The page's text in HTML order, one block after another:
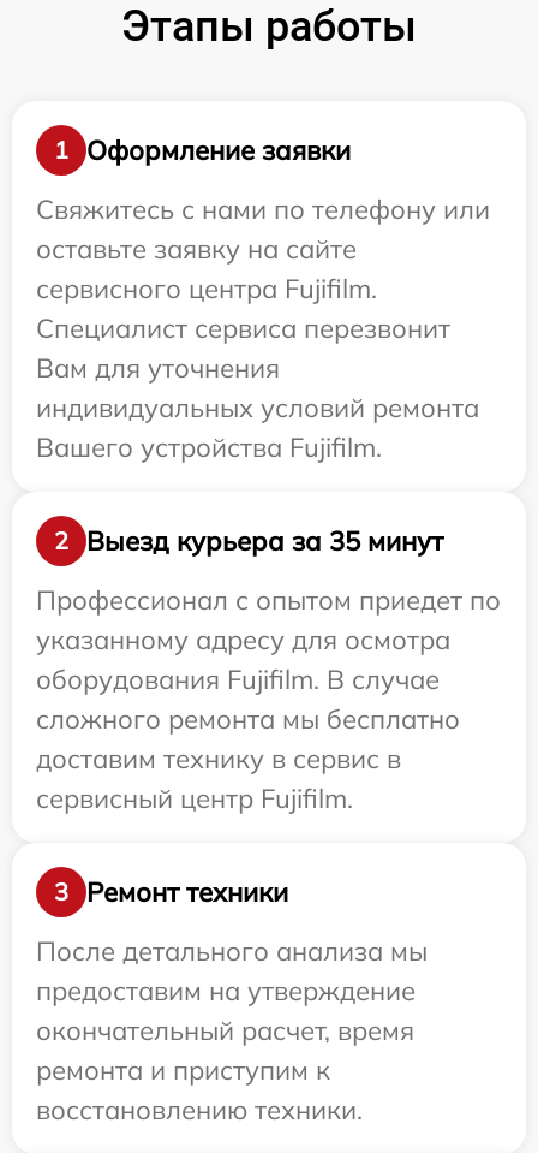
Этапы работы
1
Оформление заявки
Свяжитесь с нами по телефону или
оставьте заявку на сайте
сервисного центра Fujifilm.
Специалист сервиса перезвонит
Вам для уточнения
индивидуальных условий ремонта
Вашего устройства Fujifilm.
2
Выезд курьера за 35 минут
Профессионал с опытом приедет по
указанному адресу для осмотра
оборудования Fujifilm. В случае
сложного ремонта мы бесплатно
доставим технику в сервис в
сервисный центр Fujifilm.
3
Ремонт техники
После детального анализа мы
предоставим на утверждение
окончательный расчет, время
ремонта и приступим к
восстановлению техники.